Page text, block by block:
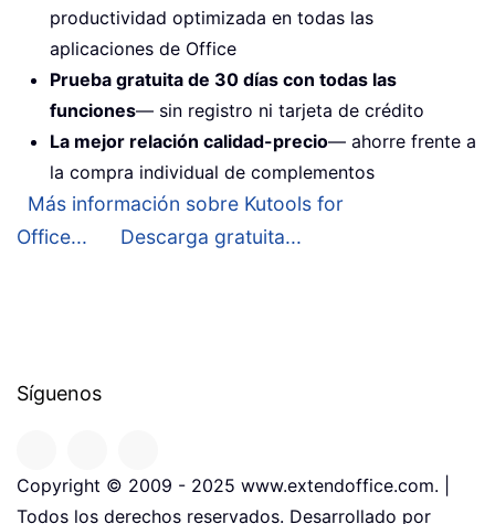
productividad optimizada en todas las
aplicaciones de Office
Prueba gratuita de 30 días con todas las
funciones— sin registro ni tarjeta de crédito
La mejor relación calidad-precio— ahorre frente a
la compra individual de complementos
Más información sobre Kutools for
Office...
Descarga gratuita...
Síguenos
Copyright © 2009 - 2025 www.extendoffice.com. |
Todos los derechos reservados. Desarrollado por